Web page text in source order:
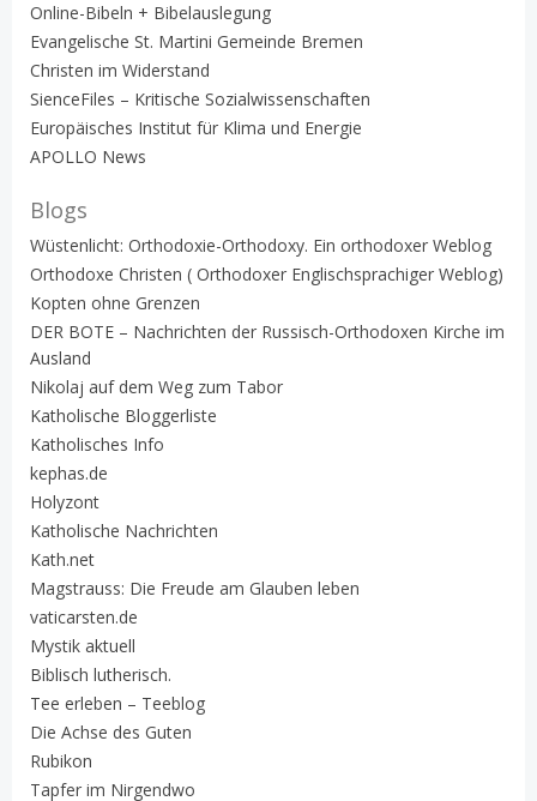
Online-Bibeln + Bibelauslegung
Evangelische St. Martini Gemeinde Bremen
Christen im Widerstand
SienceFiles – Kritische Sozialwissenschaften
Europäisches Institut für Klima und Energie
APOLLO News
Blogs
Wüstenlicht: Orthodoxie-Orthodoxy. Ein orthodoxer Weblog
Orthodoxe Christen ( Orthodoxer Englischsprachiger Weblog)
Kopten ohne Grenzen
DER BOTE – Nachrichten der Russisch-Orthodoxen Kirche im
Ausland
Nikolaj auf dem Weg zum Tabor
Katholische Bloggerliste
Katholisches Info
kephas.de
Holyzont
Katholische Nachrichten
Kath.net
Magstrauss: Die Freude am Glauben leben
vaticarsten.de
Mystik aktuell
Biblisch lutherisch.
Tee erleben – Teeblog
Die Achse des Guten
Rubikon
Tapfer im Nirgendwo